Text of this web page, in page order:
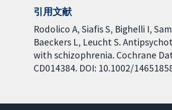
引用文献
Rodolico A, Siafis S, Bighelli I,
Baeckers L, Leucht S.
with schizophrenia. Cochrane
CD014384. DOI: 10.1002/